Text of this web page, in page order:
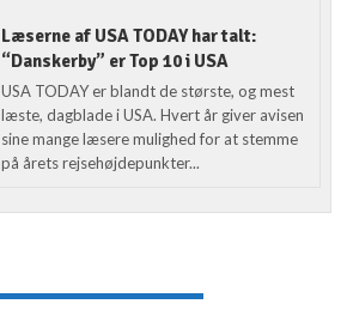
Læserne af USA TODAY har talt:
“Danskerby” er Top 10 i USA
USA TODAY er blandt de største, og mest
læste, dagblade i USA. Hvert år giver avisen
sine mange læsere mulighed for at stemme
på årets rejsehøjdepunkter...